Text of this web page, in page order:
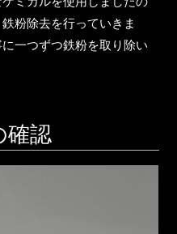
粉除去を行っていきま
一つずつ鉄粉を取り除い
確認